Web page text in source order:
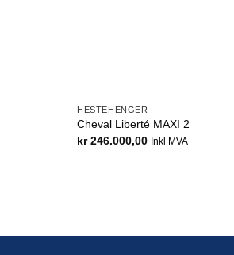
HESTEHENGER
Cheval Liberté MAXI 2
kr246.000,00 Inkl MVA